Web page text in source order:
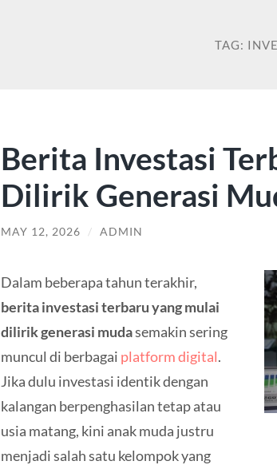
TAG:
Berita Investasi
Dilirik Generasi
MAY 12, 2026 / ADMIN
Dalam beberapa tahun terakhir,
berita investasi terbaru yang mulai
dilirik generasi mudasemakin sering
muncul di berbagai platform digital.
Jika dulu investasi identik dengan
kalangan berpenghasilan tetap atau
usia matang, kini anak muda justru
menjadi salah satu kelompok yang